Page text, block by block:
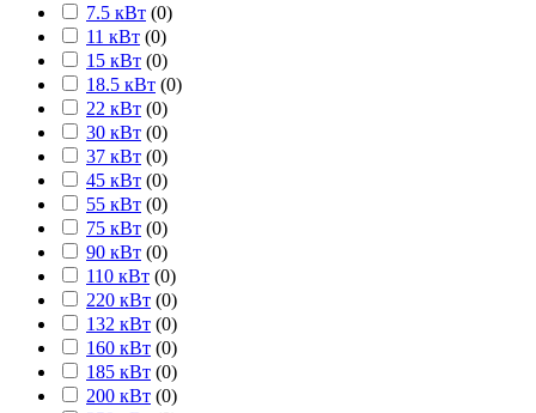
7.5 кВт (0)
11 кВт (0)
15 кВт (0)
18.5 кВт (0)
22 кВт (0)
30 кВт (0)
37 кВт (0)
45 кВт (0)
55 кВт (0)
75 кВт (0)
90 кВт (0)
110 кВт (0)
220 кВт (0)
132 кВт (0)
160 кВт (0)
185 кВт (0)
200 кВт (0)